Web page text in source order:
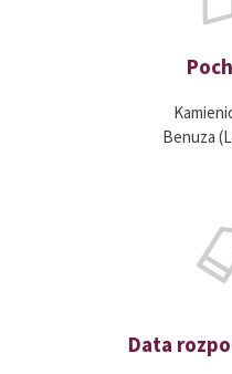
Benuza
Data